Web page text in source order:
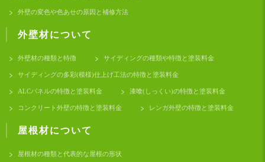
外壁の変色や色あせの原因と補修方法
外壁材について
外壁材の種類と特徴 サイディングの種類や特徴と塗装料金
サイディングの多彩(模様)仕上げ工法の特徴と塗装料金
ALCパネルの特徴と塗装料金 漆喰(しっくい)の特徴と塗装料金
コンクリート外壁の特徴と塗装料金 レンガ外壁の特徴と塗装料金
屋根材について
屋根材の種類と代表的な屋根の形状